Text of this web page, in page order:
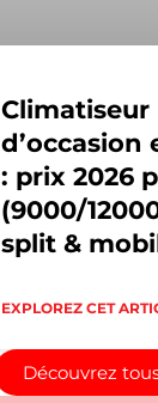
Climatiseur
d’occasion
: prix 2026
(9000/
split &
EXPLOREZ CET
Découvrez